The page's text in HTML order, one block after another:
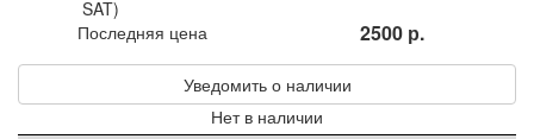
Последняя цена 2500 р.
Уведомить о наличии
Нет в наличии